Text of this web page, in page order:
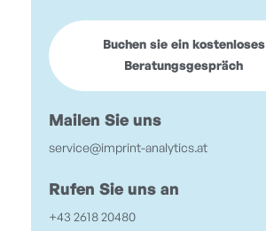
Buchen sie ein kostenloses
Beratungsgespräch
Mailen Sie uns
service@imprint-analytics.at
Rufen Sie uns an
+43 2618 20480